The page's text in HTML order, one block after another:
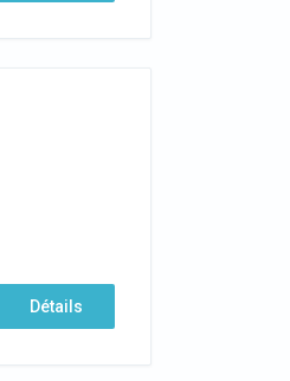
Détails